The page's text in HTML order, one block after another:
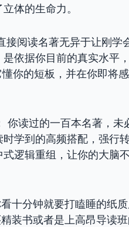
体的生命力。
接阅读名著无异于让刚学
依据你目前的真实水平
你的短板，并在你即将
你读过的一百本名著，
学到的高频搭配，强行
逻辑重组，让你的大脑
十分钟就要打瞌睡的纸
装书或者是上高昂导读